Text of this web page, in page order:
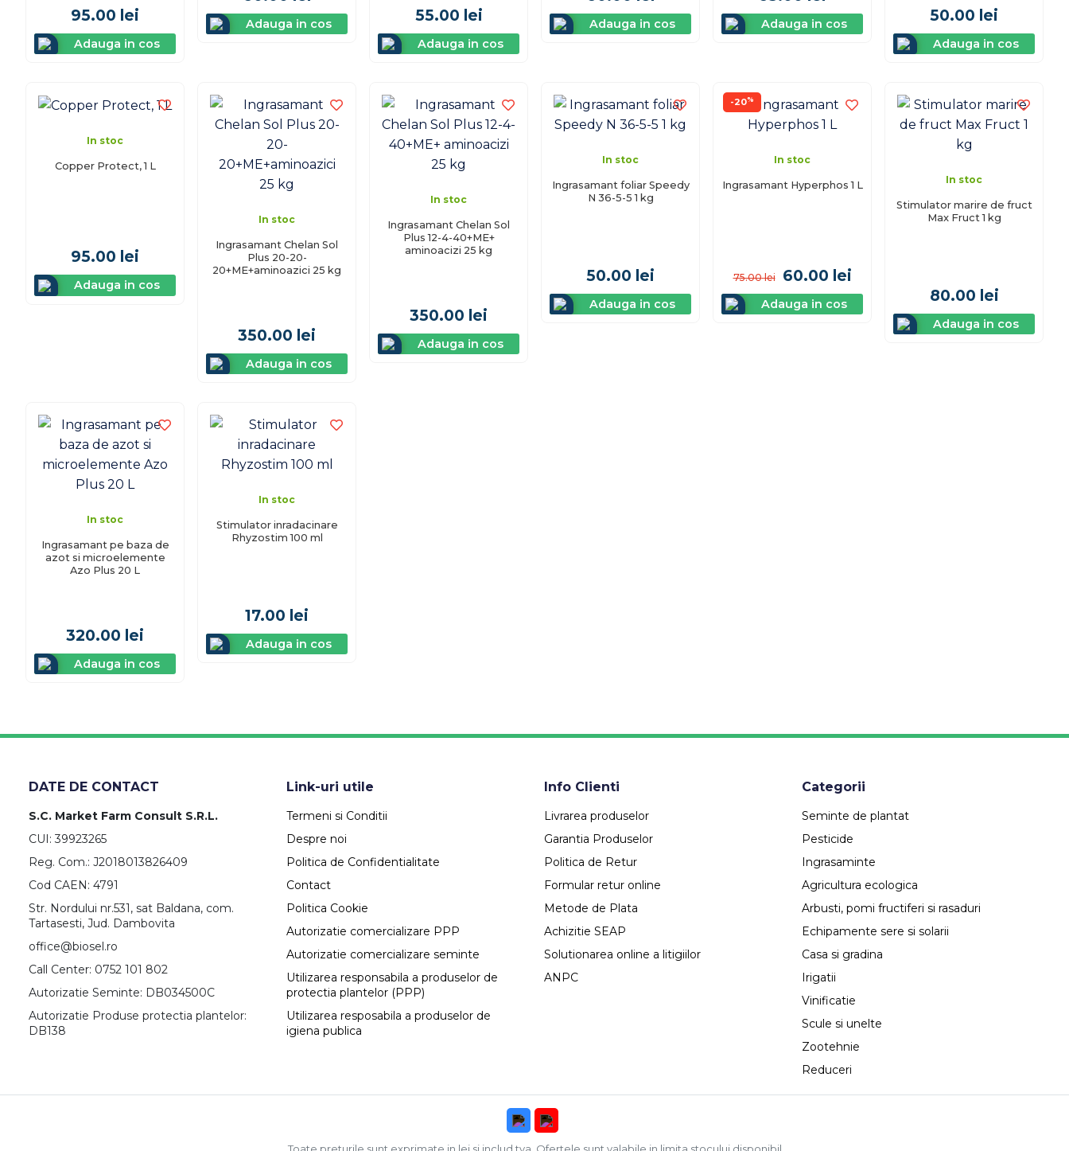
95.00 lei
Adauga in cos
Adauga in cos 55.00 lei
Adauga in cos
Adauga in cos Adauga in cos 50.00 lei
Adauga in cos
In stoc
Copper Protect, 1 L
95.00 lei
Adauga in cos
In stoc
Ingrasamant Chelan Sol
Plus 20-20-
20+ME+aminoazici 25 kg
350.00 lei
Adauga in cos
In stoc
Ingrasamant Chelan Sol
Plus 12-4-40+ME+
aminoacizi 25 kg
350.00 lei
Adauga in cos
In stoc
Ingrasamant foliar Speedy
N 36-5-5 1 kg
50.00 lei
Adauga in cos
-20%
In stoc
Ingrasamant Hyperphos 1 L
75.00 lei 60.00 lei
Adauga in cos
In stoc
Stimulator marire de fruct
Max Fruct 1 kg
80.00 lei
Adauga in cos
In stoc
Ingrasamant pe baza de
azot si microelemente
Azo Plus 20 L
320.00 lei
Adauga in cos
In stoc
Stimulator inradacinare
Rhyzostim 100 ml
17.00 lei
Adauga in cos
DATE DE CONTACT
S.C. Market Farm Consult S.R.L.
CUI: 39923265
Reg. Com.: J2018013826409
Cod CAEN: 4791
Str. Nordului nr.531, sat Baldana, com.
Tartasesti, Jud. Dambovita
office@biosel.ro
Call Center: 0752 101 802
Autorizatie Seminte: DB034500C
Autorizatie Produse protectia plantelor:
DB138
Link-uri utile
Termeni si Conditii
Despre noi
Politica de Confidentialitate
Contact
Politica Cookie
Autorizatie comercializare PPP
Autorizatie comercializare seminte
Utilizarea responsabila a produselor de
protectia plantelor (PPP)
Utilizarea resposabila a produselor de
igiena publica
Info Clienti
Livrarea produselor
Garantia Produselor
Politica de Retur
Formular retur online
Metode de Plata
Achizitie SEAP
Solutionarea online a litigiilor
ANPC
Categorii
Seminte de plantat
Pesticide
Ingrasaminte
Agricultura ecologica
Arbusti, pomi fructiferi si rasaduri
Echipamente sere si solarii
Casa si gradina
Irigatii
Vinificatie
Scule si unelte
Zootehnie
Reduceri